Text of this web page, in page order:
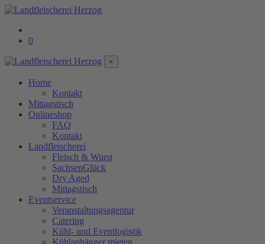
0
×
Home
Kontakt
Mittagstisch
Onlineshop
FAQ
Kontakt
Landfleischerei
Fleisch & Wurst
SachsenGlück
Dry Aged
Mittagstisch
Eventservice
Veranstaltungsagentur
Catering
Kühl- und Eventlogistik
Kühlanhänger mieten